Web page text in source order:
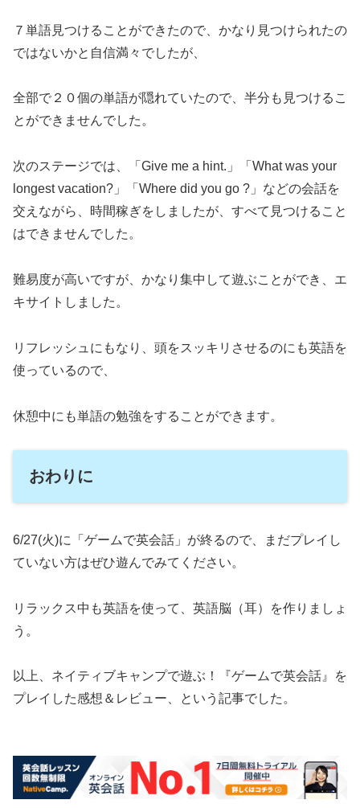
７単語見つけることができたので、かなり見つけられたの
ではないかと自信満々でしたが、
全部で２０個の単語が隠れていたので、半分も見つけるこ
とができませんでした。
次のステージでは、「Give me a hint.」「What was your
longest vacation?」「Where did you go ?」などの会話を
交えながら、時間稼ぎをしましたが、すべて見つけること
はできませんでした。
難易度が高いですが、かなり集中して遊ぶことができ、エ
キサイトしました。
リフレッシュにもなり、頭をスッキリさせるのにも英語を
使っているので、
休憩中にも単語の勉強をすることができます。
おわりに
6/27(火)に「ゲームで英会話」が終るので、まだプレイし
ていない方はぜひ遊んでみてください。
リラックス中も英語を使って、英語脳（耳）を作りましょ
う。
以上、ネイティブキャンプで遊ぶ！『ゲームで英会話』を
プレイした感想＆レビュー、という記事でした。